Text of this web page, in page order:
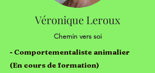
Véronique Leroux
Chemin vers soi
- Comportementaliste animalier
(En cours de formation)